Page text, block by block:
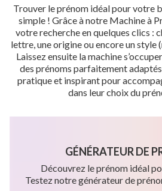
Trouver le prénom idéal pour votre
simple ! Grâce à notre Machine à
votre recherche en quelques clics :
lettre, une origine ou encore un
Laissez ensuite la machine
des prénoms parfaitement
pratique et inspirant pour
dans leur choix du
GÉNÉRATEUR DE
Découvrez le prénom idéal
Testez notre générateur de